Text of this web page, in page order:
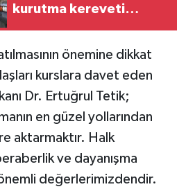
kurutma kereveti
önemine dikkat
kurslara davet eden
Dr. Ertuğrul Tetik;
en güzel yollarından
aktarmaktır. Halk
ve dayanışma
değerlerimizdendir.